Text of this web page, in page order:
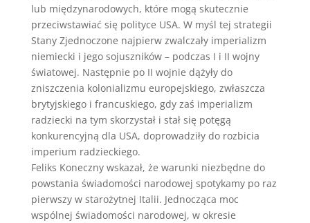
lub międzynarodowych, które mogą skutecznie
przeciwstawiać się polityce USA. W myśl tej strategii
Stany Zjednoczone najpierw zwalczały imperializm
niemiecki i jego sojuszników – podczas I i II wojny
światowej. Następnie po II wojnie dążyły do
zniszczenia kolonializmu europejskiego, zwłaszcza
brytyjskiego i francuskiego, gdy zaś imperializm
radziecki na tym skorzystał i stał się potęgą
konkurencyjną dla USA, doprowadziły do rozbicia
imperium radzieckiego.
Feliks Koneczny wskazał, że warunki niezbędne do
powstania świadomości narodowej spotykamy po raz
pierwszy w starożytnej Italii. Jednocząca moc
wspólnej świadomości narodowej, w okresie